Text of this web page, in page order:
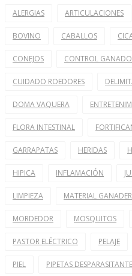
ALERGIAS ARTICULACIONES
BOVINO CABALLOS
CONEJOS CONTROL GANADO
CUIDADO ROEDORES
DOMA VAQUERA
FLORA INTESTINAL
GARRAPATAS HERIDAS
HIPICA INFLAMACIÓN
LIMPIEZA MATERIAL
MORDEDOR MOSQUITOS
PASTOR ELÉCTRICO PELAJE
PIEL PIPETAS